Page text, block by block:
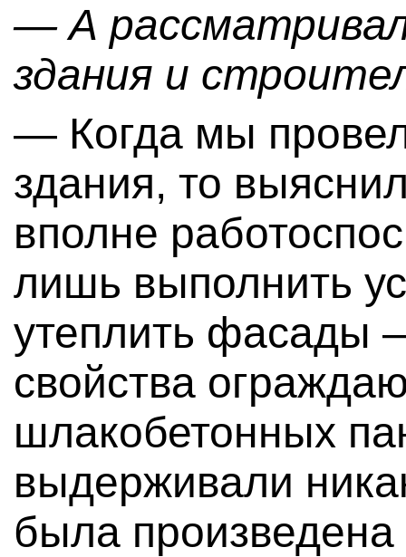
— А
здания и
— Когда мы
здания, то
вполне
лишь выполнить
утеплить фасады
свойства
шлакобетонных
выдерживали
была